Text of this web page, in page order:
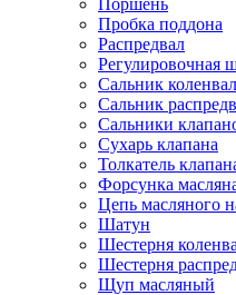
Поршень
Пробка поддона
Распредвал
Регулировочная
Сальник
Сальник
Сальники
Сухарь клапана
Толкатель
Форсунка
Цепь масляного
Шатун
Шестерня
Шестерня
Щуп масляный